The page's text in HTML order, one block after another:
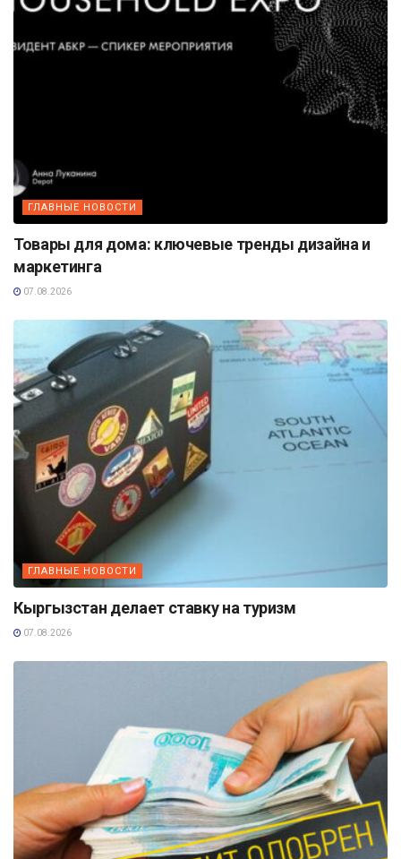
ГЛАВНЫЕ НОВОСТИ
Товары для дома: ключевые тренды дизайна и
маркетинга
07.08.2026
ГЛАВНЫЕ НОВОСТИ
Кыргызстан делает ставку на туризм
07.08.2026